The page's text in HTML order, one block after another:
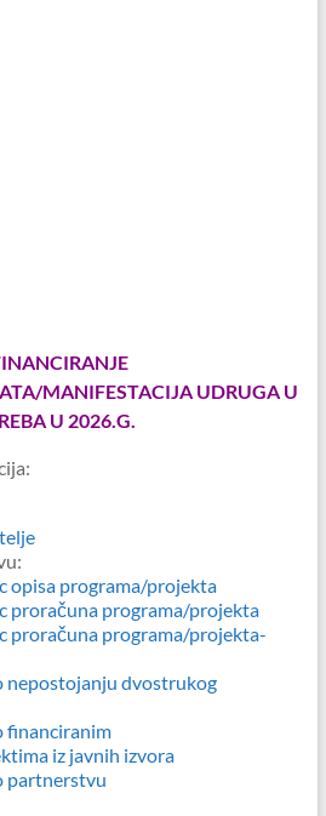
MANIFESTACIJA UDRUGA U
U 2026.G.
opisa programa/projekta
proračuna programa/projekta
proračuna programa/projekta-
nepostojanju dvostrukog
financiranim
iz javnih izvora
partnerstvu